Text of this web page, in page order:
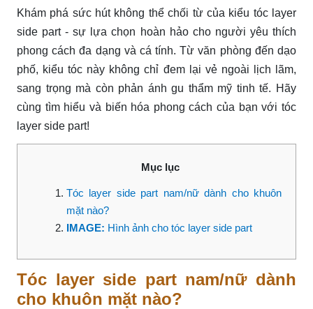
Khám phá sức hút không thể chối từ của kiểu tóc layer
side part - sự lựa chọn hoàn hảo cho người yêu thích
phong cách đa dạng và cá tính. Từ văn phòng đến dạo
phố, kiểu tóc này không chỉ đem lại vẻ ngoài lịch lãm,
sang trọng mà còn phản ánh gu thẩm mỹ tinh tế. Hãy
cùng tìm hiểu và biến hóa phong cách của bạn với tóc
layer side part!
Mục lục
Tóc layer side part nam/nữ dành cho khuôn
mặt nào?
IMAGE: Hình ảnh cho tóc layer side part
Tóc layer side part nam/nữ dành
cho khuôn mặt nào?